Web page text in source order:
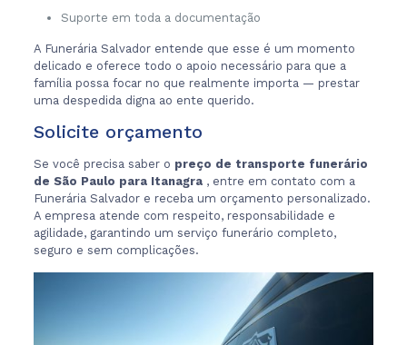
Suporte em toda a documentação
A Funerária Salvador entende que esse é um momento
delicado e oferece todo o apoio necessário para que a
família possa focar no que realmente importa — prestar
uma despedida digna ao ente querido.
Solicite orçamento
Se você precisa saber o preço de transporte funerário
de São Paulo para Itanagra , entre em contato com a
Funerária Salvador e receba um orçamento personalizado.
A empresa atende com respeito, responsabilidade e
agilidade, garantindo um serviço funerário completo,
seguro e sem complicações.